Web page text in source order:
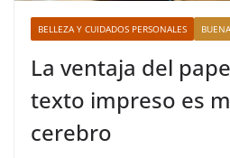
BELLEZA Y CUIDADOS PERSONALES
La ventaja del
texto impreso es
cerebro